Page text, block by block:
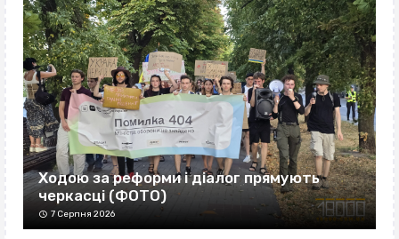
Ходою за реформи і діалог прямують
черкасці (ФОТО)
7 Серпня 2026